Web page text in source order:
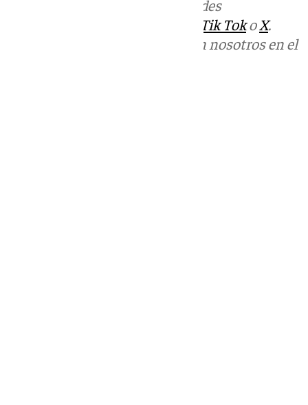
en las redes
Tik TokoX.
Puedes ponerte en contacto con nosotros en el